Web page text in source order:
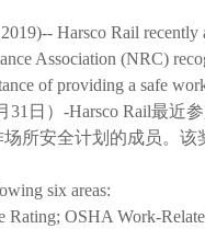
Harsco Rail recently
Association (NRC)
of providing a safe
31日）-Harsco Rail最
场所安全计划的成员。
six areas:
Rating; OSHA Work-